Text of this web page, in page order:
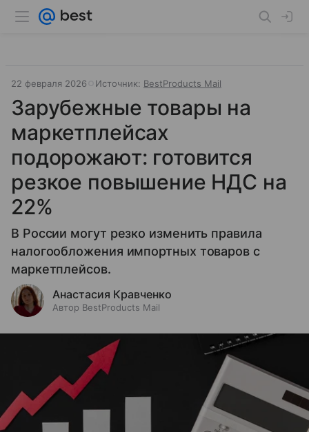
22 февраля 2026 Источник: BestProducts Mail
Зарубежные товары на
маркетплейсах
подорожают: готовится
резкое повышение НДС на
22%
В России могут резко изменить правила
налогообложения импортных товаров с
маркетплейсов.
Анастасия Кравченко
Автор BestProducts Mail